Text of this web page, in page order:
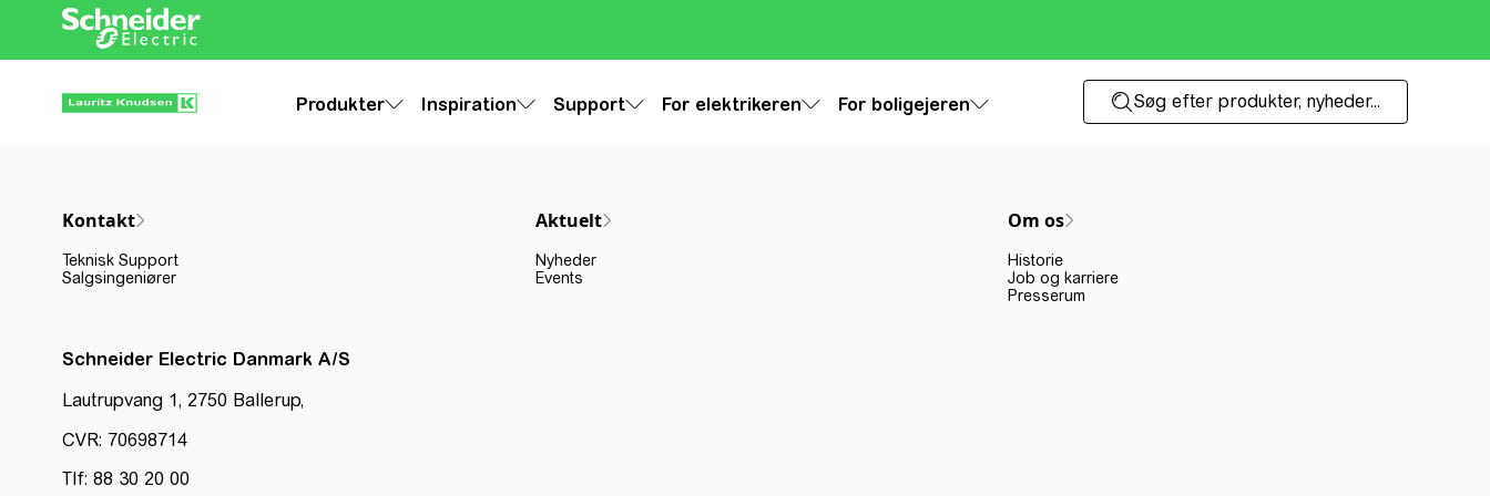
Produkter Inspiration Support For elektrikeren For boligejeren Søg efter produkter, nyheder...
Kontakt
Teknisk Support
Salgsingeniører
Aktuelt
Nyheder
Events
Om os
Historie
Job og karriere
Presserum
Schneider Electric Danmark A/S
Lautrupvang 1, 2750 Ballerup,
CVR: 70698714
Tlf: 88 30 20 00